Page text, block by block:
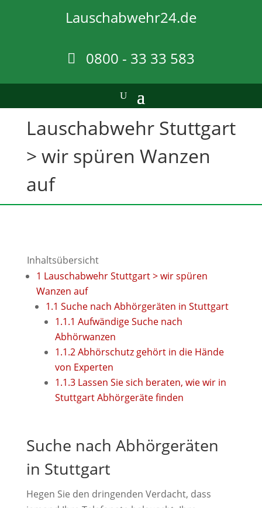
Lauschabwehr24.de
0800 - 33 33 583
Lauschabwehr Stuttgart
> wir spüren Wanzen
auf
Inhaltsübersicht
1 Lauschabwehr Stuttgart > wir spüren
Wanzen auf
1.1 Suche nach Abhörgeräten in Stuttgart
1.1.1 Aufwändige Suche nach
Abhörwanzen
1.1.2Abhörschutz gehört in die Hände
von Experten
1.1.3Lassen Sie sich beraten, wie wir in
Stuttgart Abhörgeräte finden
Suche nach Abhörgeräten
in Stuttgart
Hegen Sie den dringenden Verdacht, dass